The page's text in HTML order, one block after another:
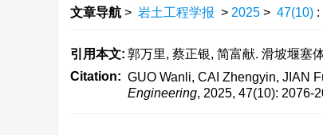
文章导航 > 岩土工程学报 > 2025 > 47(10) :
引用本文: 郭万里, 蔡正银, 简富献. 滑坡堰塞
Citation: GUO Wanli, CAI Zhengyin, JIAN
Engineering, 2025, 47(10): 2076-